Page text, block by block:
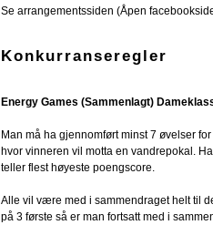
Se arrangementssiden (Åpen
Konkurranseregler
Energy Games (Sammenlagt)
Man må ha gjennomført minst 7 øvelser
hvor vinneren vil motta en vandrepokal.
teller flest høyeste poengscore.
Alle vil være med i sammendraget helt til
på 3 første så er man fortsatt med i